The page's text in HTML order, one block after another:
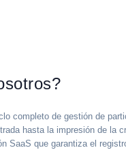
completo de gestión de
hasta la impresión de la
SaaS que garantiza el